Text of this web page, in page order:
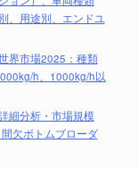
、用途別、エンドユ
界市場2025：種類
h、1000kg/h以
細分析・市場規模
欠ボトムブローダ